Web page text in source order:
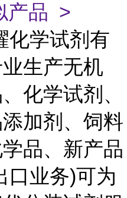
产品 >
学试剂有
生产无机
化学试剂、
加剂、饲料
品、新产品
口业务)可为